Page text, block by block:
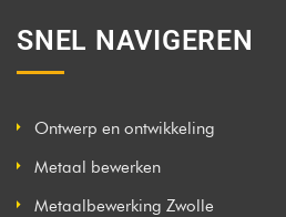
SNEL NAVIGEREN
Ontwerp en ontwikkeling
Metaal bewerken
Metaalbewerking Zwolle